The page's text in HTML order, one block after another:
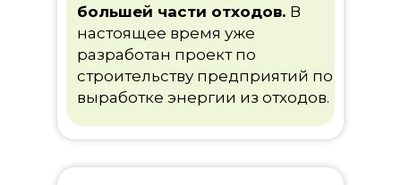
большей части отходов. В
настоящее время уже
разработан проект по
строительству предприятий по
выработке энергии из отходов.